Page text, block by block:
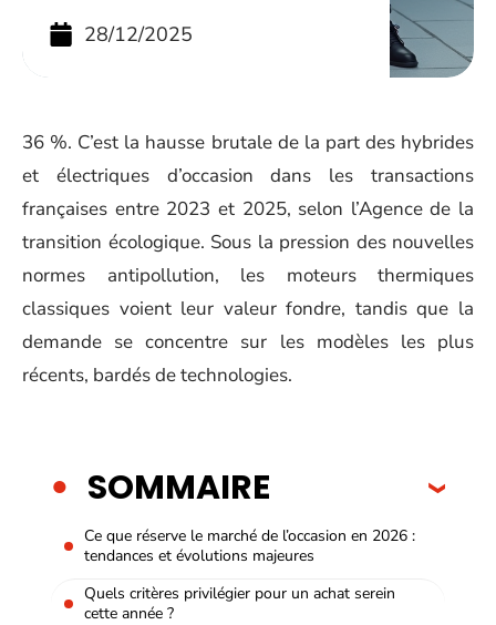
28/12/2025
36 %. C’est la hausse brutale de la part des hybrides
et électriques d’occasion dans les transactions
françaises entre 2023 et 2025, selon l’Agence de la
transition écologique. Sous la pression des nouvelles
normes antipollution, les moteurs thermiques
classiques voient leur valeur fondre, tandis que la
demande se concentre sur les modèles les plus
récents, bardés de technologies.
SOMMAIRE
Ce que réserve le marché de l’occasion en 2026 :
tendances et évolutions majeures
Quels critères privilégier pour un achat serein
cette année ?